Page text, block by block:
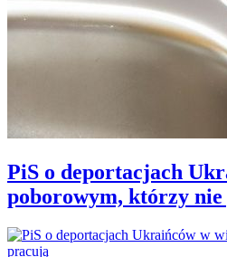
PiS o deportacjach
poborowym, którzy